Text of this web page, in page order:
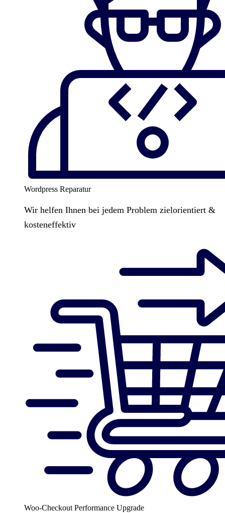
Wordpress Reparatur
Wir helfen Ihnen bei jedem Problem zielorientiert &
kosteneffektiv
Woo-Checkout Performance Upgrade